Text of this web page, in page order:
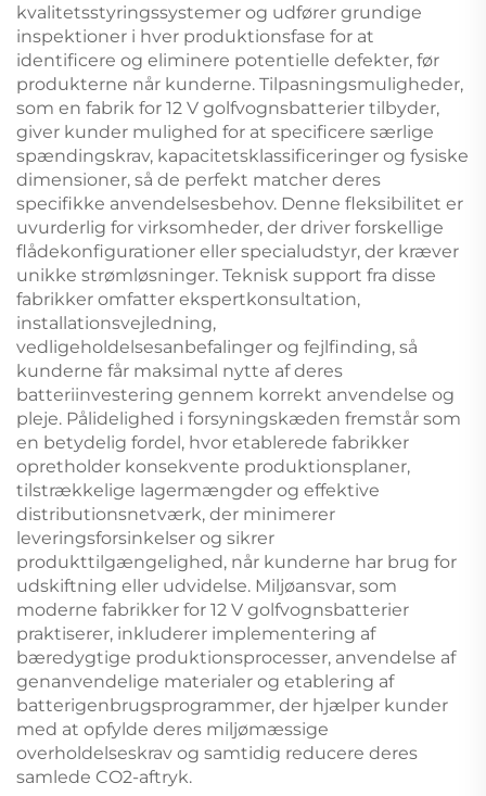
kvalitetsstyringssystemer og udfører grundige
inspektioner i hver produktionsfase for at
identificere og eliminere potentielle defekter, før
produkterne når kunderne. Tilpasningsmuligheder,
som en fabrik for 12 V golfvognsbatterier tilbyder,
giver kunder mulighed for at specificere særlige
spændingskrav, kapacitetsklassificeringer og fysiske
dimensioner, så de perfekt matcher deres
specifikke anvendelsesbehov. Denne fleksibilitet er
uvurderlig for virksomheder, der driver forskellige
flådekonfigurationer eller specialudstyr, der kræver
unikke strømløsninger. Teknisk support fra disse
fabrikker omfatter ekspertkonsultation,
installationsvejledning,
vedligeholdelsesanbefalinger og fejlfinding, så
kunderne får maksimal nytte af deres
batteriinvestering gennem korrekt anvendelse og
pleje. Pålidelighed i forsyningskæden fremstår som
en betydelig fordel, hvor etablerede fabrikker
opretholder konsekvente produktionsplaner,
tilstrækkelige lagermængder og effektive
distributionsnetværk, der minimerer
leveringsforsinkelser og sikrer
produkttilgængelighed, når kunderne har brug for
udskiftning eller udvidelse. Miljøansvar, som
moderne fabrikker for 12 V golfvognsbatterier
praktiserer, inkluderer implementering af
bæredygtige produktionsprocesser, anvendelse af
genanvendelige materialer og etablering af
batterigenbrugsprogrammer, der hjælper kunder
med at opfylde deres miljømæssige
overholdelseskrav og samtidig reducere deres
samlede CO2-aftryk.